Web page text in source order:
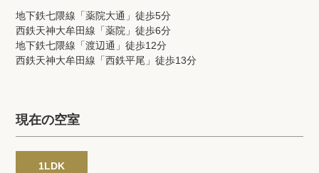
高級賃貸物件コラム modern classについて
高級賃貸物件トピック 会社概要
商標について
地下鉄七隈線「薬院大通」徒歩5分
西鉄天神大牟田線「薬院」徒歩6分
地下鉄七隈線「渡辺通」徒歩12分
西鉄天神大牟田線「西鉄平尾」徒歩13分
現在の空室
1LDK